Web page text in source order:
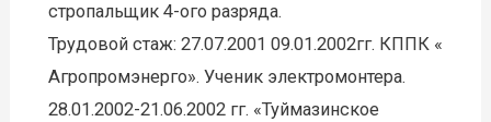
стропальщик 4-ого разряда.
Трудовой стаж: 27.07.2001 09.01.2002гг. КППК «
Агропромэнерго». Ученик электромонтера.
28.01.2002-21.06.2002 гг. «Туймазинское